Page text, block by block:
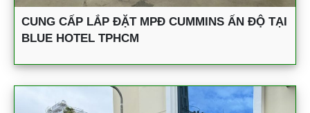
CUNG CẤP LẮP ĐẶT MPĐ CUMMINS ẤN ĐỘ TẠI
BLUE HOTEL TPHCM